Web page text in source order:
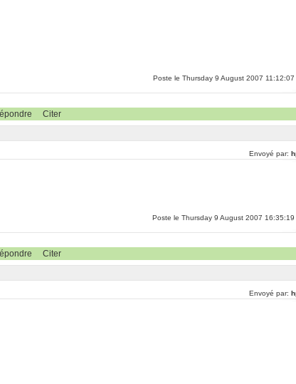
Poste le Thursday 9 August 2007 11:12:07
Citer
Envoyé par:
Poste le Thursday 9 August 2007 16:35:19
Citer
Envoyé par: